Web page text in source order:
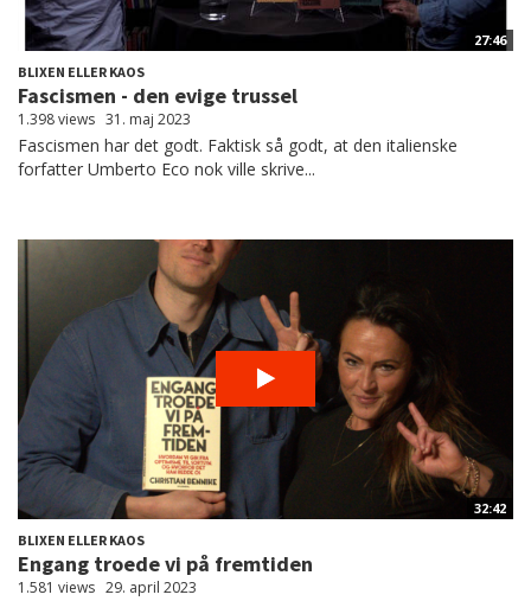
27:46
BLIXEN ELLER KAOS
Fascismen - den evige trussel
1.398 views 31. maj 2023
Fascismen har det godt. Faktisk så godt, at den italienske
forfatter Umberto Eco nok ville skrive...
32:42
BLIXEN ELLER KAOS
Engang troede vi på fremtiden
1.581 views 29. april 2023